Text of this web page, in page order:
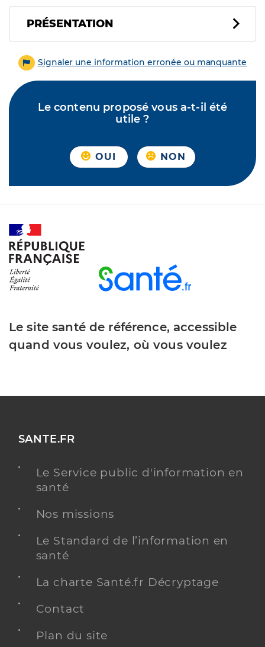
PRÉSENTATION
Signaler une information erronée ou manquante
Le contenu proposé vous a-t-il été
utile ?
OUI NON
Le site santé de référence, accessible
quand vous voulez, où vous voulez
SANTE.FR
Le Service public d'information en
santé
Nos missions
Le Standard de l’information en
santé
La charte Santé.fr Décryptage
Contact
Plan du site